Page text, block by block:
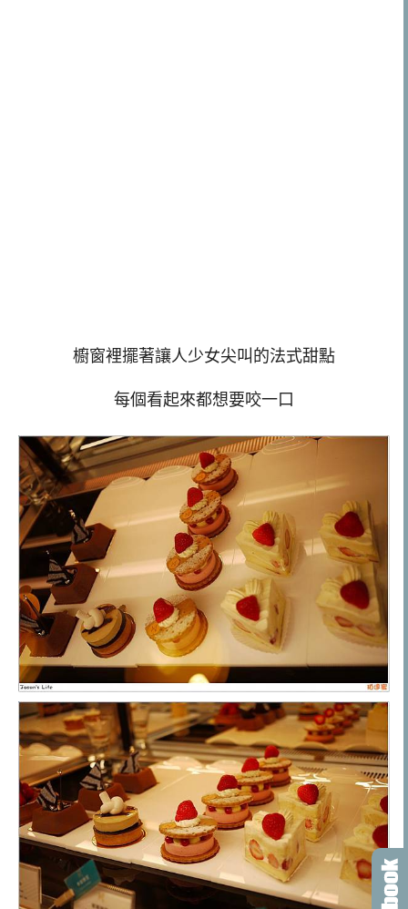
櫥窗裡擺著讓人少女尖叫的法式甜點
每個看起來都想要咬一口